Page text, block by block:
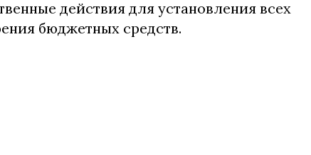
действия для установления всех
бюджетных средств.